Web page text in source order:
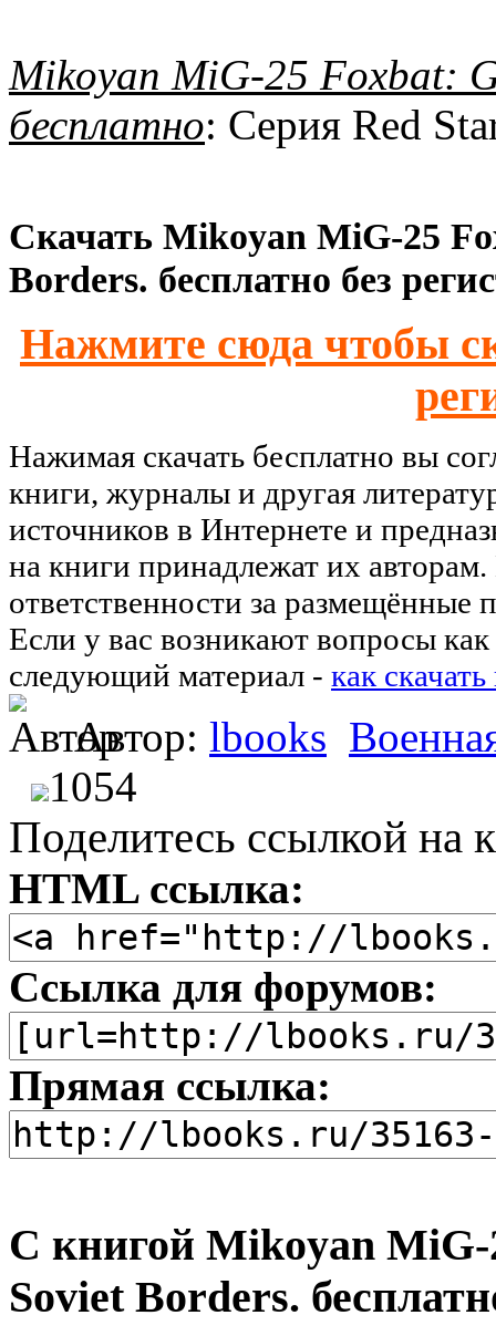
Mikoyan MiG-25 Foxbat:
бесплатно: Серия Red
Скачать Mikoyan MiG-25
Borders. бесплатно без
Нажмите сюда чтобы
Нажимая скачать бесплатно вы
книги, журналы и другая
источников в Интернете и
на книги принадлежат их
ответственности за размещённые
Если у вас возникают вопросы как
следующий материал - как
Автор: lbooks
1054
Поделитесь ссылкой на
HTML ссылка:
Ссылка для форумов:
Прямая ссылка:
С книгой Mikoyan
Soviet Borders.